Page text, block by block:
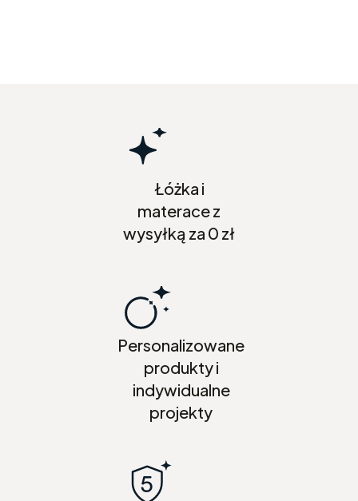
Łóżka i
materace z
wysyłką za 0 zł
Personalizowane
produkty i
indywidualne
projekty